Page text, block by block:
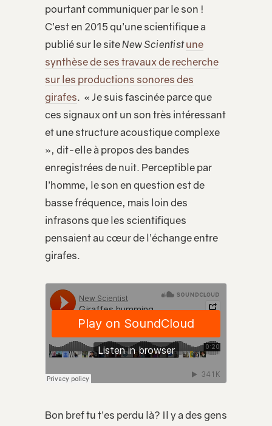
pourtant communiquer par le son !
C’est en 2015 qu’une scientifique a
publié sur le siteNew Scientist une
synthèse de ses travaux de recherche
sur les productions sonores des
girafes. « Je suis fascinée parce que
ces signaux ont un son très intéressant
et une structure acoustique complexe
», dit-elle à propos des bandes
enregistrées de nuit. Perceptible par
l’homme, le son en question est de
basse fréquence, mais loin des
infrasons que les scientifiques
pensaient au cœur de l’échange entre
girafes.
Bon bref tu t’es perdu là? Il y a des gens